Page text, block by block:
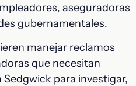
aseguradoras
gubernamentales.
manejar reclamos
que necesitan
para investigar,